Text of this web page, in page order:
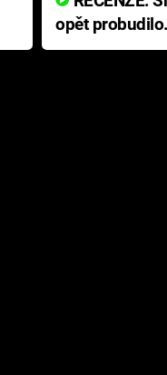
opět
přichází s